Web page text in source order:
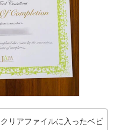
リアファイルに入ったベビ